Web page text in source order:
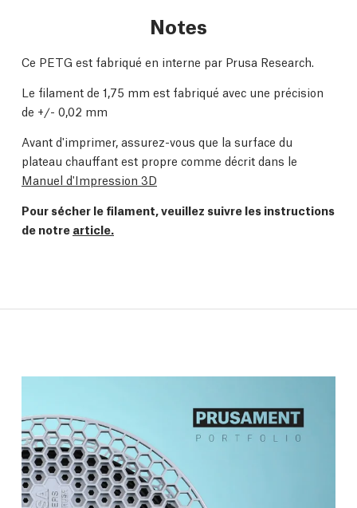
Notes
Ce PETG est fabriqué en interne par Prusa Research.
Le filament de 1,75 mm est fabriqué avec une précision
de +/- 0,02 mm
Avant d'imprimer, assurez-vous que la surface du
plateau chauffant est propre comme décrit dans le
Manuel d'Impression 3D
Pour sécher le filament, veuillez suivre les instructions
de notre article.